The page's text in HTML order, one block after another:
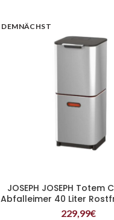
DEMNÄCHST
WEITERLESEN
JOSEPH JOSEPH Totem
Abfalleimer 40 Liter
229,99€